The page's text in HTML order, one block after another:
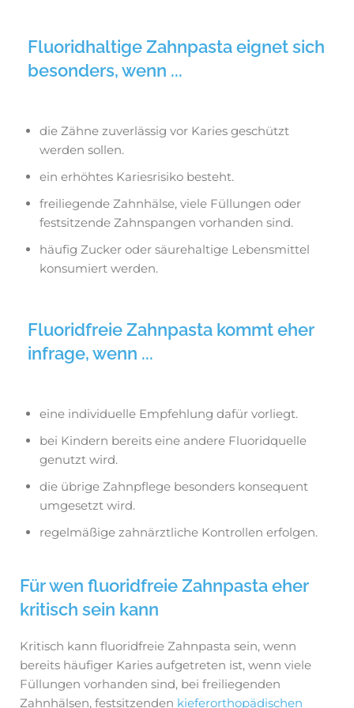
Fluoridhaltige Zahnpasta eignet sich
besonders, wenn ...
die Zähne zuverlässig vor Karies geschützt
werden sollen.
ein erhöhtes Kariesrisiko besteht.
freiliegende Zahnhälse, viele Füllungen oder
festsitzende Zahnspangen vorhanden sind.
häufig Zucker oder säurehaltige Lebensmittel
konsumiert werden.
Fluoridfreie Zahnpasta kommt eher
infrage, wenn ...
eine individuelle Empfehlung dafür vorliegt.
bei Kindern bereits eine andere Fluoridquelle
genutzt wird.
die übrige Zahnpflege besonders konsequent
umgesetzt wird.
regelmäßige zahnärztliche Kontrollen erfolgen.
Für wen fluoridfreie Zahnpasta eher
kritisch sein kann
Kritisch kann fluoridfreie Zahnpasta sein, wenn
bereits häufiger Karies aufgetreten ist, wenn viele
Füllungen vorhanden sind, bei freiliegenden
Zahnhälsen, festsitzenden kieferorthopädischen